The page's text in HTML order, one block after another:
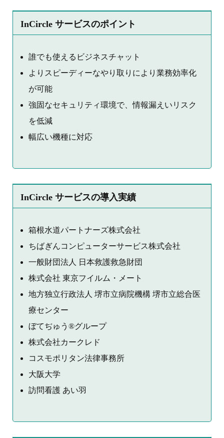
InCircle サービスのポイント
誰でも使えるビジネスチャット
よりスピーディーなやり取りにより業務効率化
が可能
強固なセキュリティ環境で、情報漏えいリスク
を低減
幅広い機種に対応
InCircle サービスの導入実績
箱根水道パートナーズ株式会社
ちばぎんコンピューターサービス株式会社
一般財団法人 日本救護救急財団
株式会社 東京フイルム・メート
地方独立行政法人 堺市立病院機構 堺市立総合医
療センター
ぼてぢゅう®グループ
株式会社カークレド
コスモポリタン法律事務所
大阪大学
訪問看護 あい羽